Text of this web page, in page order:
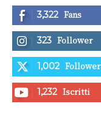
3,322 Fans
323 Follower
1,002 Follower
1,232 Iscritti